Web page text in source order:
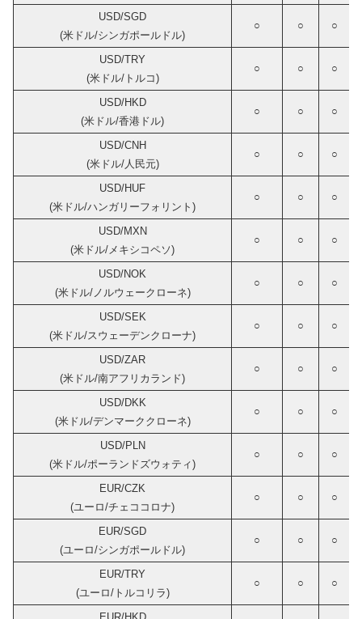
USD/SGD
(米ドル/シンガポールドル)
○ ○ ○
USD/TRY
(米ドル/トルコ)
○ ○ ○
USD/HKD
(米ドル/香港ドル)
○ ○ ○
USD/CNH
(米ドル/人民元)
○ ○ ○
USD/HUF
(米ドル/ハンガリーフォリント)
○ ○ ○
USD/MXN
(米ドル/メキシコペソ)
○ ○ ○
USD/NOK
(米ドル/ノルウェークローネ)
○ ○ ○
USD/SEK
(米ドル/スウェーデンクローナ)
○ ○ ○
USD/ZAR
(米ドル/南アフリカランド)
○ ○ ○
USD/DKK
(米ドル/デンマーククローネ)
○ ○ ○
USD/PLN
(米ドル/ポーランドズウォティ)
○ ○ ○
EUR/CZK
(ユーロ/チェココロナ)
○ ○ ○
EUR/SGD
(ユーロ/シンガポールドル)
○ ○ ○
EUR/TRY
(ユーロ/トルコリラ)
○ ○ ○